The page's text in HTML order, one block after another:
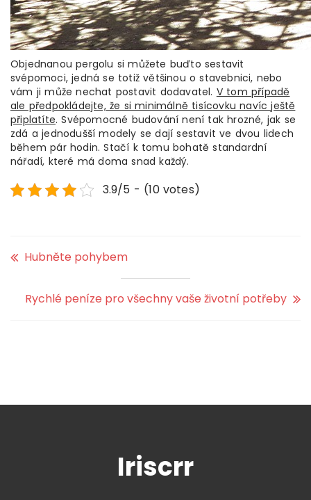
Objednanou pergolu si můžete buďto sestavit
svépomoci, jedná se totiž většinou o stavebnici, nebo
vám ji může nechat postavit dodavatel. V tom případě
ale předpokládejte, že si minimálně tisícovku navíc ještě
připlatíte. Svépomocné budování není tak hrozné, jak se
zdá a jednodušší modely se dají sestavit ve dvou lidech
během pár hodin. Stačí k tomu bohatě standardní
nářadí, které má doma snad každý.
3.9/5 - (10 votes)
Hubněte pohybem
Rychlé peníze pro všechny vaše životní potřeby
Iriscrr